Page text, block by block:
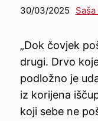
30/03/2025
„Dok čovjek
drugi. Drvo
podložno je
iz korijena
koji sebe ne